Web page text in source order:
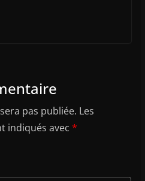
pas publiée. Les
indiqués avec *